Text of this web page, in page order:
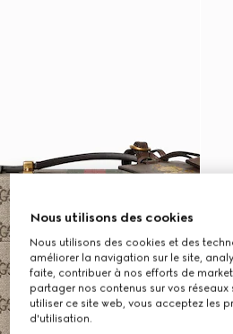
Nous utilisons des cookies
Nous utilisons des cookies et des
améliorer la navigation sur le site,
faite, contribuer à nos efforts de
partager nos contenus sur vos réseaux
utiliser ce site web, vous acceptez les
d'utilisation.